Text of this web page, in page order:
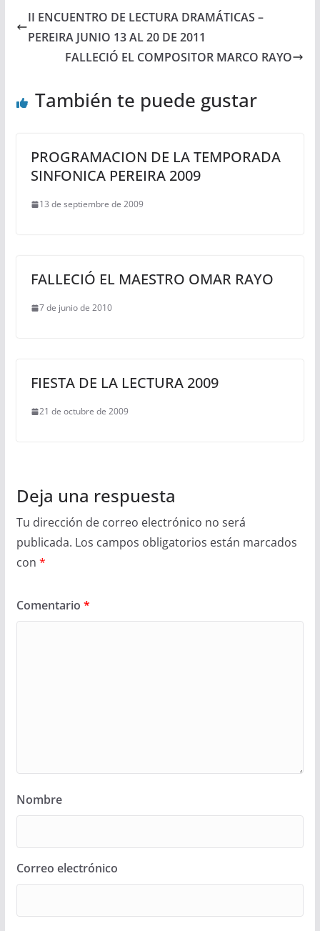
II ENCUENTRO DE LECTURA DRAMÁTICAS –
PEREIRA JUNIO 13 AL 20 DE 2011
FALLECIÓ EL COMPOSITOR MARCO RAYO
También te puede gustar
PROGRAMACION DE LA TEMPORADA
SINFONICA PEREIRA 2009
13 de septiembre de 2009
FALLECIÓ EL MAESTRO OMAR RAYO
7 de junio de 2010
FIESTA DE LA LECTURA 2009
21 de octubre de 2009
Deja una respuesta
Tu dirección de correo electrónico no será
publicada. Los campos obligatorios están marcados
con *
Comentario *
Nombre
Correo electrónico